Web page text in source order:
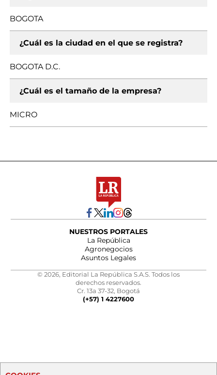
BOGOTA
¿Cuál es la ciudad en el que se registra?
BOGOTA D.C.
¿Cuál es el tamaño de la empresa?
MICRO
NUESTROS PORTALES
La República
Agronegocios
Asuntos Legales
© 2026, Editorial La República S.A.S. Todos los
derechos reservados.
Cr. 13a 37-32, Bogotá
(+57) 1 4227600